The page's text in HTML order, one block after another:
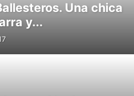
Una chica
y...